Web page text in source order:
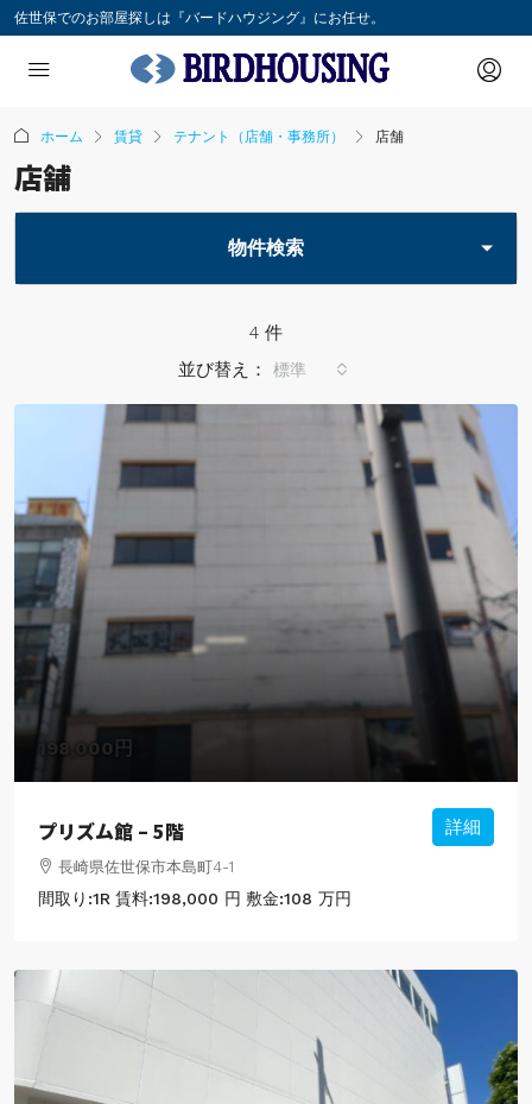
佐世保でのお部屋探しは『バードハウジング』にお任せ。
ホーム 賃貸 テナント（店舗・事務所） 店舗
店舗
4 件
並び替え：
標準
198,000円
プリズム館 – 5階
長崎県佐世保市本島町4-1
間取り:1R 賃料:198,000 円 敷金:108 万円
詳細
物件検索